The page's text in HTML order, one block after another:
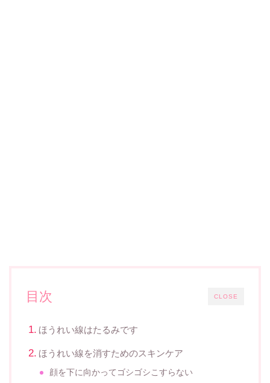
CLOSE
目次
ほうれい線はたるみです
ほうれい線を消すためのスキンケア
顔を下に向かってゴシゴシこすらない